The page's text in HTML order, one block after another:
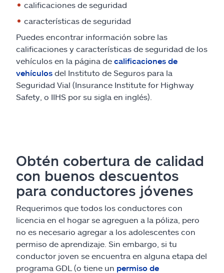
calificaciones de seguridad
características de seguridad
Puedes encontrar información sobre las
calificaciones y características de seguridad de los
vehículos en la página de calificaciones de
vehículos del Instituto de Seguros para la
Seguridad Vial (Insurance Institute for Highway
Safety, o IIHS por su sigla en inglés).
Obtén cobertura de calidad
con buenos descuentos
para conductores jóvenes
Requerimos que todos los conductores con
licencia en el hogar se agreguen a la póliza, pero
no es necesario agregar a los adolescentes con
permiso de aprendizaje. Sin embargo, si tu
conductor joven se encuentra en alguna etapa del
programa GDL (o tiene un permiso de